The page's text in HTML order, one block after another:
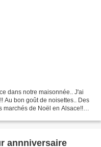
dans notre maisonnée.. J'ai
Au bon goût de noisettes.. Des
marchés de Noël en Alsace!!
annniversaire